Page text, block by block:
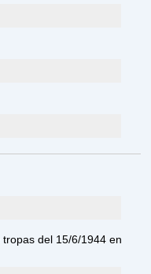
del 15/6/1944 en